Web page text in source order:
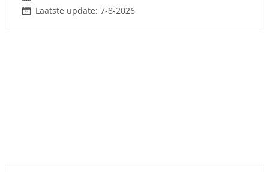
Laatste update: 7-8-2026